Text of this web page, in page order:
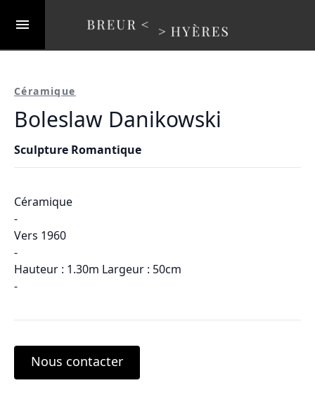
Céramique
Boleslaw Danikowski
Sculpture Romantique
Céramique
-
Vers 1960
-
Hauteur : 1.30m Largeur : 50cm
-
Nous contacter